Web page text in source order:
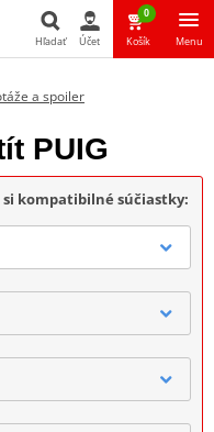
Hľadať Účet
0
Košík Menu
a spoiler
PUIG
kompatibilné súčiastky: